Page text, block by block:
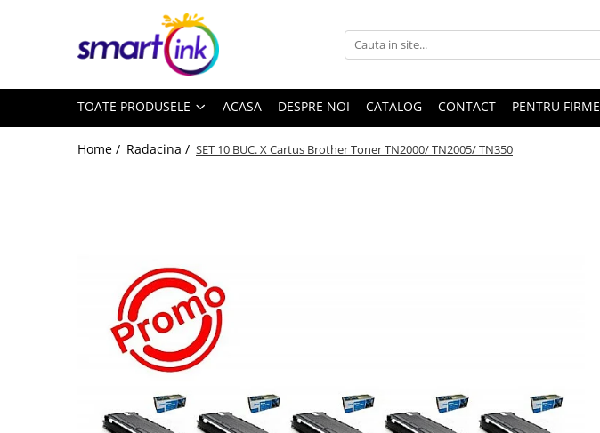
Toate Produsele
Pentru firme
TOATE PRODUSELE ACASA DESPRE NOI CATALOG CONTACT PENTRU FIRME
Home / Radacina / SET 10 BUC. X Cartus Brother Toner TN2000/ TN2005/ TN350